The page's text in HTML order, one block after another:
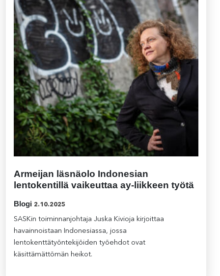
Armeijan läsnäolo Indonesian
lentokentillä vaikeuttaa ay-liikkeen työtä
Blogi 2.10.2025
SASKin toiminnanjohtaja Juska Kivioja kirjoittaa
havainnoistaan Indonesiassa, jossa
lentokenttätyöntekijöiden työehdot ovat
käsittämättömän heikot.